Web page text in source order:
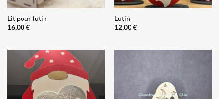
Lit pour lutin
16,00€
Lutin
12,00€